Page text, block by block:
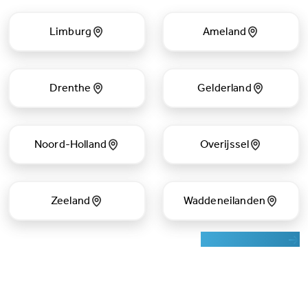
Limburg Ameland
Drenthe Gelderland
Noord-Holland Overijssel
Zeeland Waddeneilanden